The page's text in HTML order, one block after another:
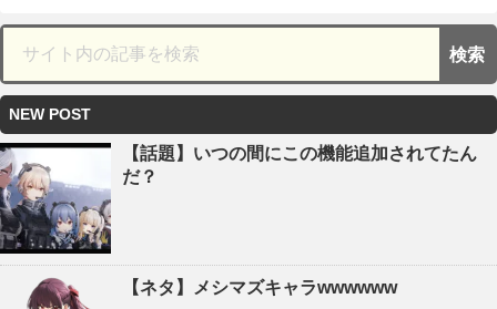
NEW POST
【話題】いつの間にこの機能追加されてたん
だ？
【ネタ】メシマズキャラwwwwww